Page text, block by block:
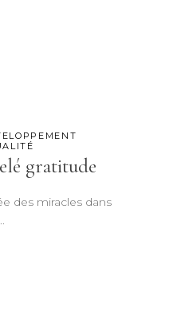
gratitude
des miracles dans